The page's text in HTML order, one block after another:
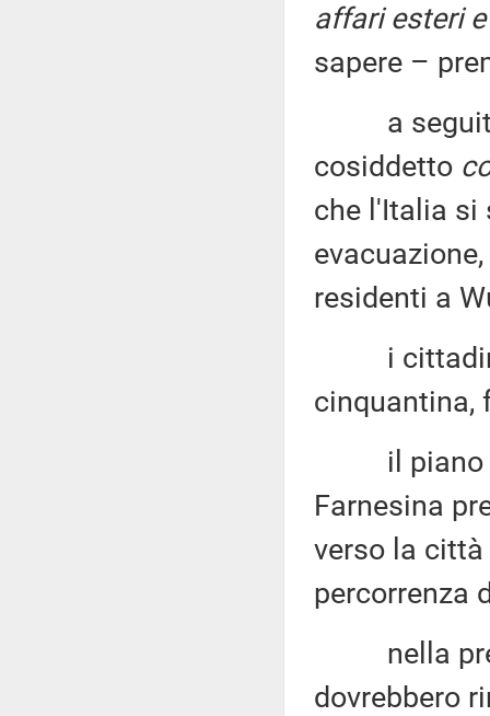
affari esteri
sapere –
a seguito
cosiddetto
che l'Italia si
residenti a
i cittadini
cinquantina,
il piano di
Farnesina
verso la
percorrenza
nella
dovrebbero